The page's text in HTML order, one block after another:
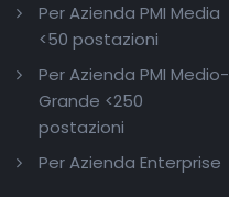
Per Azienda PMI Media
<50 postazioni
Per Azienda PMI Medio-
Grande <250
postazioni
Per Azienda Enterprise